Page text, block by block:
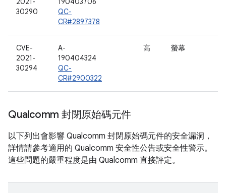
30290
QC-
CR#2897378
CVE-
2021-
30294
A-
190404324
QC-
CR#2900322
高 螢幕
Qualcomm 封閉原始碼元件
以下列出會影響 Qualcomm 封閉原始碼元件的安全漏洞，
詳情請參考適用的 Qualcomm 安全性公告或安全性警示。
這些問題的嚴重程度是由 Qualcomm 直接評定。